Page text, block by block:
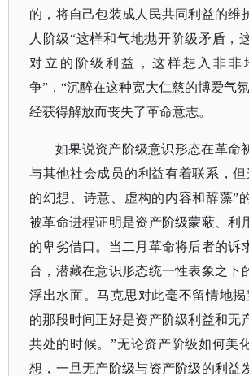
的，将自己包装成人民共同利益的维
人阶级“这样和气地抛开阶级矛盾，
对立的阶级利益，这样想入非非
争”，“沉醉在这种宽大仁慈的博爱气
经获得解放而丧失了革命意志。
如果说资产阶级意识形态在革命
与其他社会成员的利益有着联系，
的幻想、诗意、虚构的内容和辞藻”
被革命进程证明是资产阶级蒙蔽、利
的卑劣借口。当二月革命将后者的诉
台，潜藏在意识形态统一性表象之下
浮出水面。马克思对此毫不留情地揭
的那段时间正好是资产阶级利益和无
共处的时候。”无论资产阶级如何美
想，一旦无产阶级与资产阶级的利益